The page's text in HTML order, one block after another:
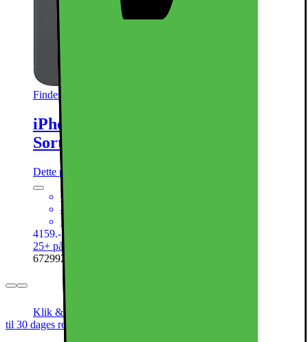
Findes i flere varianter
iPhone 15 – 5G smartphone 256GB
Sort
Dette produkt er blevet bedømt til 4.7 ud af 5 stjerner.
6,1“ Super Retina XDR-skærm
48MP primært + 12MP ultrawide-kamera
Powerful A16 Bionic CPU med 5G
4159.-Ekskl. moms
25+ på lager online
672992
Klik & Hent
til 30 dages returret